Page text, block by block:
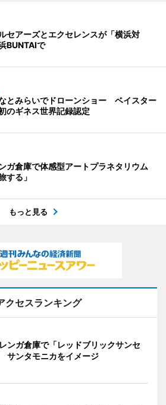
セアーズとエクセレンスが「横浜対
BUNTAIで
とみらいでドローンショー ベイスター
のギネス世界記録認定
ガ倉庫で体感型アートプラネタリウム
する」
もっと見る
クセスランキング
ンガ倉庫で「レッドブリックサンセ
サンタモニカをイメージ